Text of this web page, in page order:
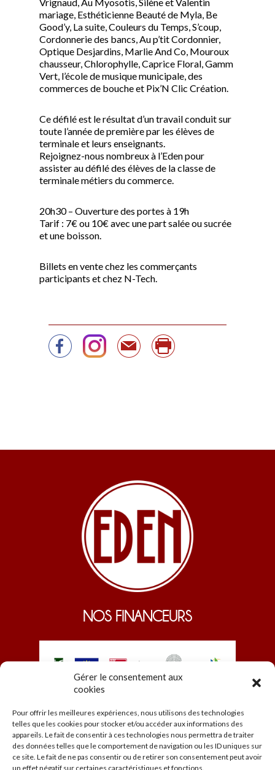
Gérer le consentement aux
cookies
Pour offrir les meilleures expériences, nous utilisons des technologies
telles que les cookies pour stocker et/ou accéder aux informations des
appareils. Le fait de consentir à ces technologies nous permettra de traiter
des données telles que le comportement de navigation ou les ID uniques sur
ce site. Le fait de ne pas consentir ou de retirer son consentement peut avoir
un effet négatif sur certaines caractéristiques et fonctions.
mariage, Esthéticienne Beauté de Myla, Be
Good’y, La suite, Couleurs du Temps, S’coup,
Cordonnerie des bancs, Au p’tit Cordonnier,
Optique Desjardins, Marlie And Co, Mouroux
chausseur, Chlorophylle, Caprice Floral, Gamm
Vert, l’école de musique municipale, des
commerces de bouche et Pix’N Clic Création.
Ce défilé est le résultat d’un travail conduit sur
toute l’année de première par les élèves de
terminale et leurs enseignants.
Rejoignez-nous nombreux à l’Eden pour
assister au défilé des élèves de la classe de
terminale métiers du commerce.
20h30 – Ouverture des portes à 19h
Tarif : 7€ ou 10€ avec une part salée ou sucrée
et une boisson.
Billets en vente chez les commerçants
participants et chez N-Tech.
NOS FINANCEURS
© EDEN 2026